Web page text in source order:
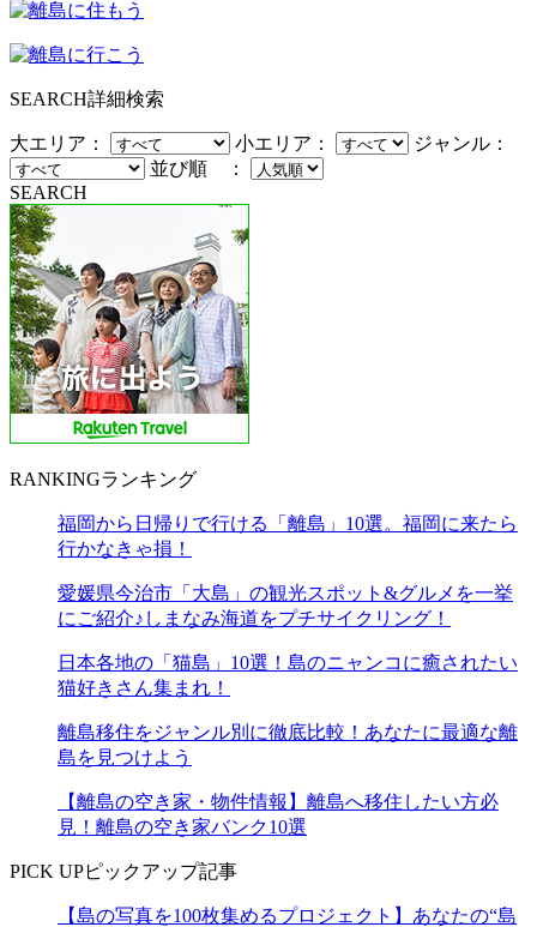
SEARCH詳細検索
大エリア： 小エリア：
ジャンル：
並び順 ：
SEARCH
RANKINGランキング
福岡から日帰りで行ける「離島」10選。福岡に来たら
行かなきゃ損！
愛媛県今治市「大島」の観光スポット&グルメを一挙
にご紹介♪しまなみ海道をプチサイクリング！
日本各地の「猫島」10選！島のニャンコに癒されたい
猫好きさん集まれ！
離島移住をジャンル別に徹底比較！あなたに最適な離
島を見つけよう
【離島の空き家・物件情報】離島へ移住したい方必
見！離島の空き家バンク10選
PICK UPピックアップ記事
【島の写真を100枚集めるプロジェクト】あなたの“島